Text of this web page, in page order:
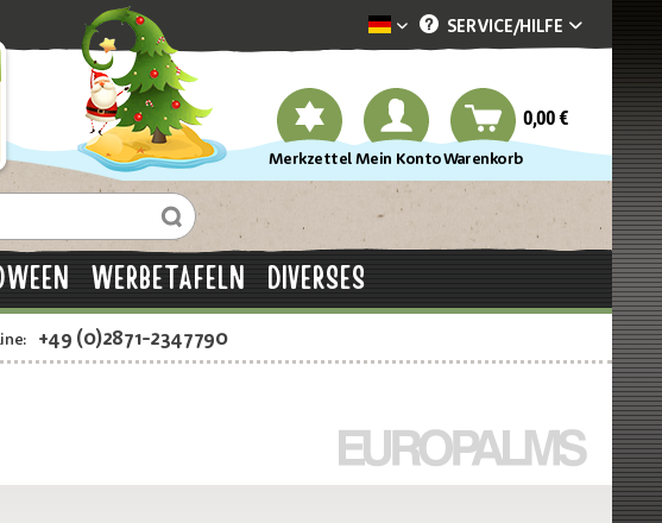
Dekotopia deutsch
SERVICE/HILFE
Merkzettel Mein KontoWarenkorb
0,00 €
WERBETAFELN DIVERSES
+49 (0)2871-2347790